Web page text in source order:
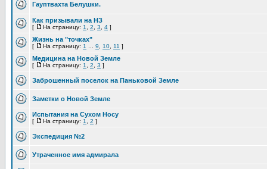
Гауптвахта Белушки.
Как призывали на НЗ
[ На страницу: 1 2 3 4 ]
Жизнь на "точках"
[ На страницу: 1 9 10 11 ]
Медицина на Новой Земле
[ На страницу: 1 2 3 ]
Заброшенный поселок на Паньковой Земле
Заметки о Новой Земле
Испытания на Сухом Носу
[ На страницу: 1 2 ]
Экспедиция №2
Утраченное имя адмирала